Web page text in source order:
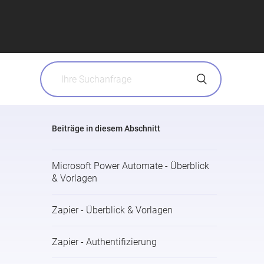
Beiträge in diesem Abschnitt
Microsoft Power Automate - Überblick
& Vorlagen
Zapier - Überblick & Vorlagen
Zapier - Authentifizierung